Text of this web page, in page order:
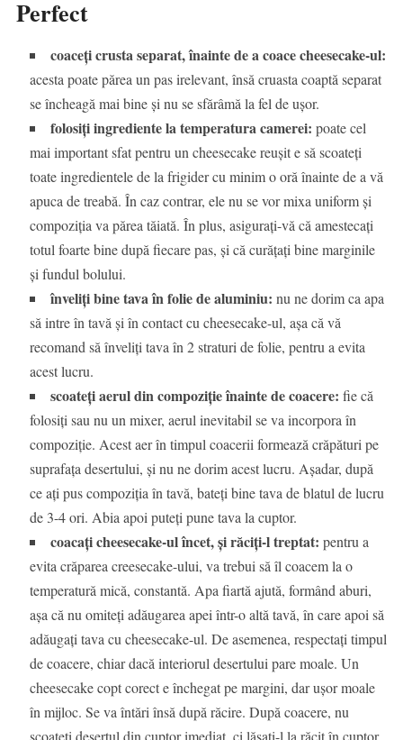
Perfect
coaceți crusta separat, înainte de a coace cheesecake-ul:
acesta poate părea un pas irelevant, însă cruasta coaptă separat
se încheagă mai bine și nu se sfărâmă la fel de ușor.
folosiți ingrediente la temperatura camerei: poate cel
mai important sfat pentru un cheesecake reușit e să scoateți
toate ingredientele de la frigider cu minim o oră înainte de a vă
apuca de treabă. În caz contrar, ele nu se vor mixa uniform și
compoziția va părea tăiată. În plus, asigurați-vă că amestecați
totul foarte bine după fiecare pas, și că curățați bine marginile
și fundul bolului.
înveliți bine tava în folie de aluminiu: nu ne dorim ca apa
să intre în tavă și în contact cu cheesecake-ul, așa că vă
recomand să înveliți tava în 2 straturi de folie, pentru a evita
acest lucru.
scoateți aerul din compoziție înainte de coacere: fie că
folosiți sau nu un mixer, aerul inevitabil se va incorpora în
compoziție. Acest aer în timpul coacerii formează crăpături pe
suprafața desertului, și nu ne dorim acest lucru. Așadar, după
ce ați pus compoziția în tavă, bateți bine tava de blatul de lucru
de 3-4 ori. Abia apoi puteți pune tava la cuptor.
coacați cheesecake-ul încet, și răciți-l treptat: pentru a
evita crăparea creesecake-ului, va trebui să îl coacem la o
temperatură mică, constantă. Apa fiartă ajută, formând aburi,
așa că nu omiteți adăugarea apei într-o altă tavă, în care apoi să
adăugați tava cu cheesecake-ul. De asemenea, respectați timpul
de coacere, chiar dacă interiorul desertului pare moale. Un
cheesecake copt corect e închegat pe margini, dar ușor moale
în mijloc. Se va întări însă după răcire. După coacere, nu
scoateți desertul din cuptor imediat, ci lăsați-l la răcit în cuptor,